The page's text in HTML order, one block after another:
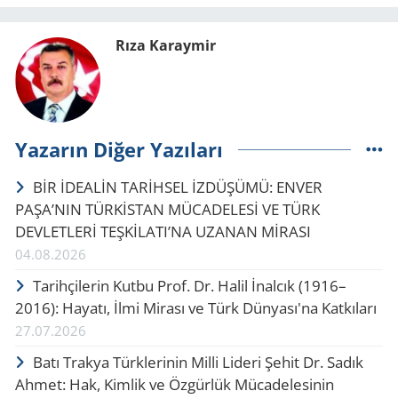
Rıza Karaymir
Yazarın Diğer Yazıları
BİR İDEALİN TARİHSEL İZDÜŞÜMÜ: ENVER
PAŞA’NIN TÜRKİSTAN MÜCADELESİ VE TÜRK
DEVLETLERİ TEŞKİLATI’NA UZANAN MİRASI
04.08.2026
Tarihçilerin Kutbu Prof. Dr. Halil İnalcık (1916–
2016): Hayatı, İlmi Mirası ve Türk Dünyası'na Katkıları
27.07.2026
Batı Trakya Türklerinin Milli Lideri Şehit Dr. Sadık
Ahmet: Hak, Kimlik ve Özgürlük Mücadelesinin